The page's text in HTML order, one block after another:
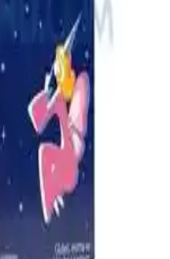
Dayanıklı, Pratik ve
su geçirmezlik, geniş iç hacim
dikkat edin. Bu
Boğaz Spreyleri:
formüle edilen boğaz
Kullanım talimatlarına
doktorlar tarafından tercih